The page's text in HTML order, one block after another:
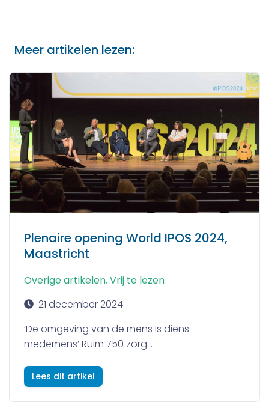
Meer artikelen lezen:
Plenaire opening World IPOS 2024,
Maastricht
Overige artikelen, Vrij te lezen
21 december 2024
‘De omgeving van de mens is diens
medemens’ Ruim 750 zorg...
Lees dit artikel